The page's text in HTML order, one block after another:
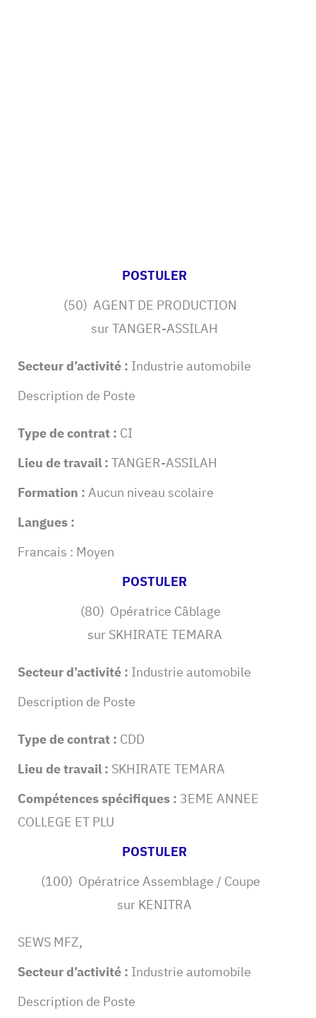
POSTULER
(50) AGENT DE PRODUCTION
sur TANGER-ASSILAH
Secteur d’activité : Industrie automobile
Description de Poste
Type de contrat : CI
Lieu de travail :TANGER-ASSILAH
Formation :Aucun niveau scolaire
Langues :
Francais : Moyen
POSTULER
(80) Opératrice Câblage
sur SKHIRATE TEMARA
Secteur d’activité : Industrie automobile
Description de Poste
Type de contrat : CDD
Lieu de travail : SKHIRATE TEMARA
Compétences spécifiques : 3EME ANNEE
COLLEGE ET PLU
POSTULER
(100) Opératrice Assemblage / Coupe
sur KENITRA
SEWS MFZ,
Secteur d’activité : Industrie automobile
Description de Poste